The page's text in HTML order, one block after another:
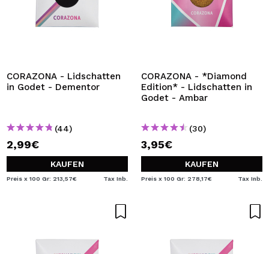
CORAZONA - Lidschatten
in Godet - Dementor
(44)
2,99€
KAUFEN
Preis x 100 Gr: 213,57€ Tax Inb.
CORAZONA - *Diamond
Edition* - Lidschatten in
Godet - Ambar
(30)
3,95€
KAUFEN
Preis x 100 Gr: 278,17€ Tax Inb.